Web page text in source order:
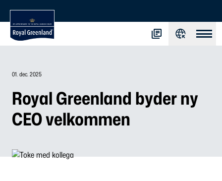
01. dec. 2025
Royal Greenland byder ny
CEO velkommen